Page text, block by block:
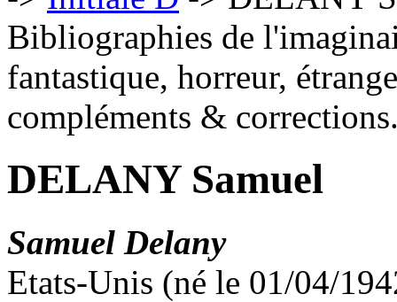
Bibliographies de
fantastique, horreur,
compléments &
DELANY Samuel
Samuel Delany
Etats-Unis (né le 01/04/